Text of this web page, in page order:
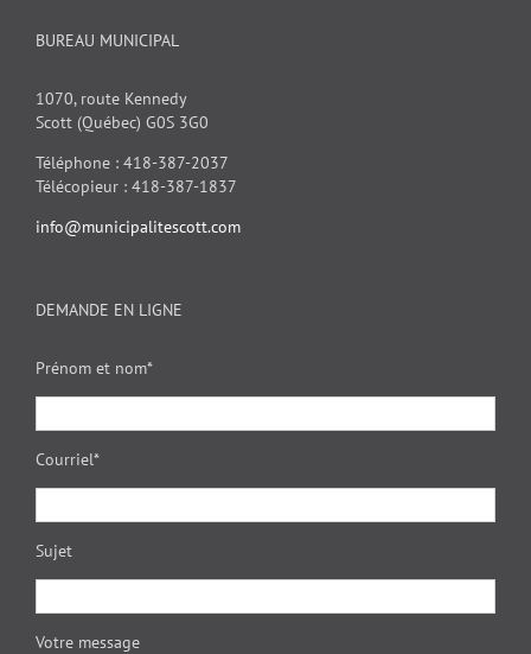
BUREAU MUNICIPAL
1070, route Kennedy
Scott (Québec) G0S 3G0
Téléphone : 418-387-2037
Télécopieur : 418-387-1837
info@municipalitescott.com
DEMANDE EN LIGNE
Prénom et nom*
Courriel*
Sujet
Votre message